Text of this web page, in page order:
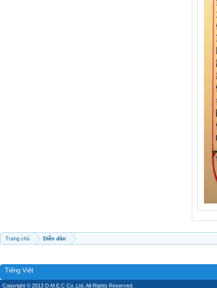
Trang chủ Diễn đàn
Tiếng Việt
Copyright © 2013 D.M.E.C Co.,Ltd, All Rights Reserved.